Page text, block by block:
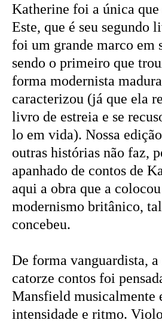
Katherine foi a única
Este, que é seu segundo
foi um grande marco em
sendo o primeiro que
forma modernista
caracterizou (já que ela
livro de estreia e se
lo em vida). Nossa
outras histórias não faz,
apanhado de contos de
aqui a obra que a
modernismo britânico,
concebeu.
De forma vanguardista, a
catorze contos foi
Mansfield musicalmente
intensidade e ritmo.